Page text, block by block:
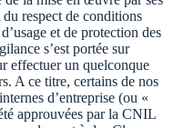
du respect de conditions
et de protection des
s’est portée sur
effectuer un quelconque
A ce titre, certains de nos
d’entreprise (ou «
approuvées par la CNIL